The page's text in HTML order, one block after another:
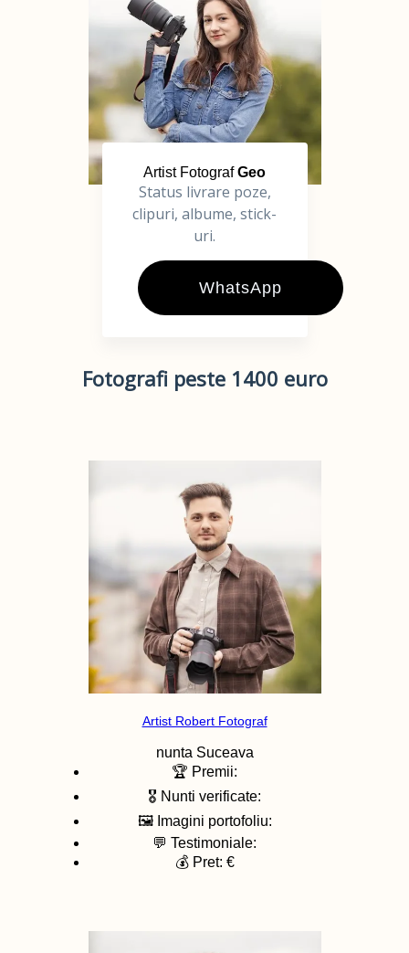
Artist FotografGeo
Status livrare poze,
clipuri, albume, stick-
uri.
WhatsApp
Fotografi peste 1400 euro
Artist Robert Fotograf
nunta Suceava
🏆 Premii:
🎖️ Nunti verificate:
🖼️ Imagini portofoliu:
💬 Testimoniale:
💰 Pret: €